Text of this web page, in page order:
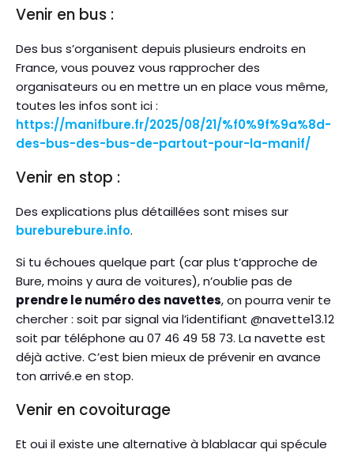
Venir en bus :
Des bus s’organisent depuis plusieurs endroits en
France, vous pouvez vous rapprocher des
organisateurs ou en mettre un en place vous même,
toutes les infos sont ici :
https://manifbure.fr/2025/08/21/%f0%9f%9a%8d-
des-bus-des-bus-de-partout-pour-la-manif/
Venir en stop :
Des explications plus détaillées sont mises sur
bureburebure.info.
Si tu échoues quelque part (car plus t’approche de
Bure, moins y aura de voitures), n’oublie pas de
prendre le numéro des navettes, on pourra venir te
chercher : soit par signal via l’identifiant @navette13.12
soit par téléphone au 07 46 49 58 73. La navette est
déjà active. C’est bien mieux de prévenir en avance
ton arrivé.e en stop.
Venir en covoiturage
Et oui il existe une alternative à blablacar qui spécule